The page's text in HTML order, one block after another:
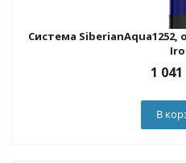
Система SiberianAqua1252,
1 041
В